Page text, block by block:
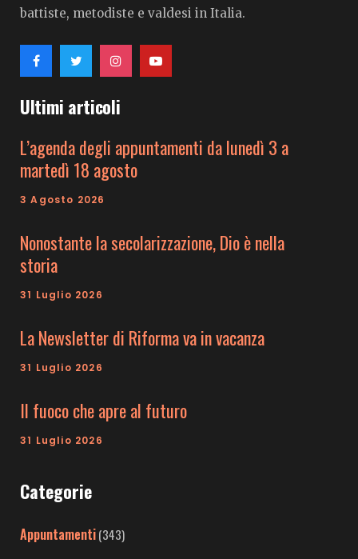
battiste, metodiste e valdesi in Italia.
Ultimi articoli
L’agenda degli appuntamenti da lunedì 3 a
martedì 18 agosto
3 Agosto 2026
Nonostante la secolarizzazione, Dio è nella
storia
31 Luglio 2026
La Newsletter di Riforma va in vacanza
31 Luglio 2026
Il fuoco che apre al futuro
31 Luglio 2026
Categorie
Appuntamenti(343)